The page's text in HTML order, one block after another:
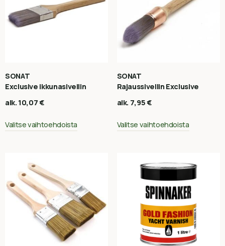
SONAT
Exclusive ikkunasivellin
alk. 10,07€
Valitse vaihtoehdoista
SONAT
Rajaussivellin Exclusive
alk. 7,95€
Valitse vaihtoehdoista